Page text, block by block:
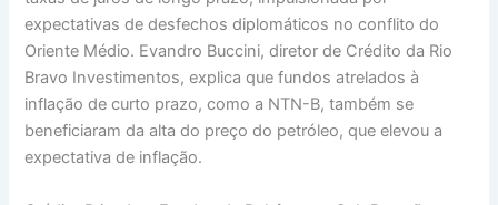
expectativas de desfechos diplomáticos no conflito do
Oriente Médio. Evandro Buccini, diretor de Crédito da Rio
Bravo Investimentos, explica que fundos atrelados à
inflação de curto prazo, como a NTN-B, também se
beneficiaram da alta do preço do petróleo, que elevou a
expectativa de inflação.